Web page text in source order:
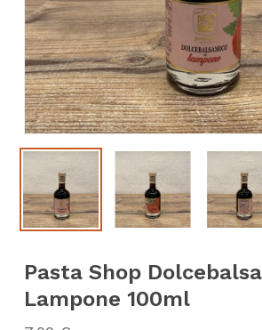
Pasta Shop
Lampone 100ml